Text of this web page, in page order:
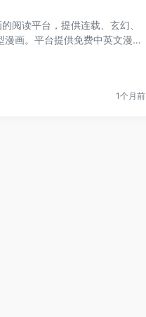
阅读平台，提供连载、玄幻、
画。平台提供免费中英文漫画
1个月前